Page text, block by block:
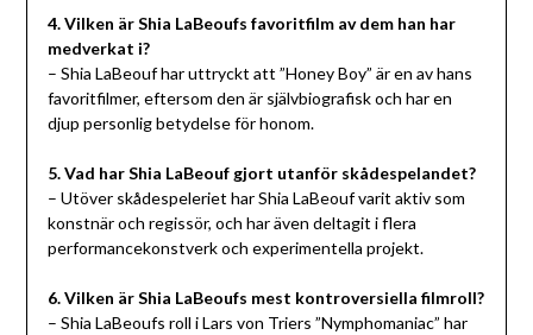
4. Vilken är Shia LaBeoufs favoritfilm av dem han har
medverkat i?
– Shia LaBeouf har uttryckt att ”Honey Boy” är en av hans
favoritfilmer, eftersom den är självbiografisk och har en
djup personlig betydelse för honom.
5. Vad har Shia LaBeouf gjort utanför skådespelandet?
– Utöver skådespeleriet har Shia LaBeouf varit aktiv som
konstnär och regissör, och har även deltagit i flera
performancekonstverk och experimentella projekt.
6. Vilken är Shia LaBeoufs mest kontroversiella filmroll?
– Shia LaBeoufs roll i Lars von Triers ”Nymphomaniac” har